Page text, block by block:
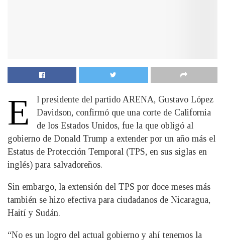
E
l presidente del partido ARENA, Gustavo López
Davidson, confirmó que una corte de California
de los Estados Unidos, fue la que obligó al
gobierno de Donald Trump a extender por un año más el
Estatus de Protección Temporal (TPS, en sus siglas en
inglés) para salvadoreños.
Sin embargo, la extensión del TPS por doce meses más
también se hizo efectiva para ciudadanos de Nicaragua,
Haití y Sudán.
“No es un logro del actual gobierno y ahí tenemos la